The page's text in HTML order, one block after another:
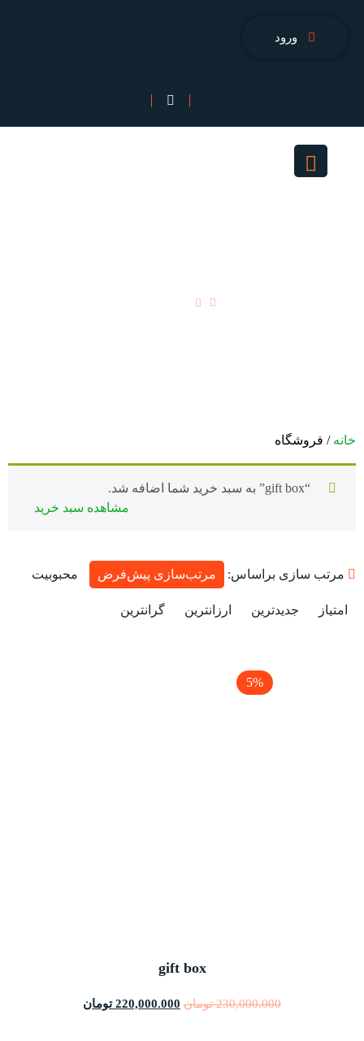
ورود
خانه / فروشگاه
“gift box” به سبد خرید شما اضافه شد.
مشاهده سبد خرید
مرتب سازی براساس: مرتب‌سازی پیش‌فرض محبوبیت
امتیاز جدیدترین ارزانترین گرانترین
5%
gift box
230,000.000 تومان 220,000.000 تومان